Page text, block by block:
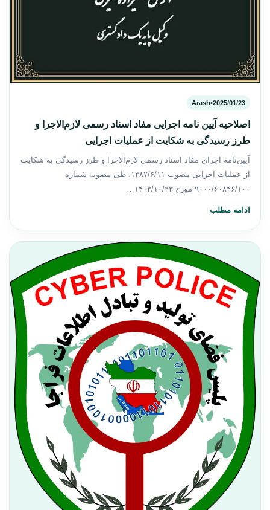
2025/01/23
•
Arash
اصلاحیه آیین نامه اجرایی مفاد اسناد رسمی لازم‌الاجرا و
طرز رسیدگی به شکایت از عملیات اجرایی
آیین‌نامه اجرای مفاد اسناد رسمی لازم‌الاجرا و طرز رسیدگی به شکایت
از عملیات اجرایی مصوب ۱۳۸۷/۶/۱۱، طی مصوبه شماره
۹۰۰۰/۶۰۸۴۶/۱۰۰ مورخ ۱۴۰۳/۱۰/۲۳…
ادامه مطلب